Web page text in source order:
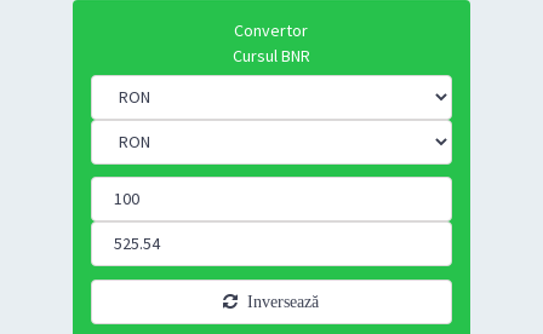
Convertor
Cursul BNR
Inversează